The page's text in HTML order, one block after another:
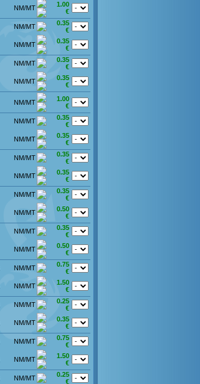
NM/MT
1.00
€
NM/MT
0.35
€
NM/MT
0.35
€
NM/MT
0.35
€
NM/MT
0.35
€
NM/MT
1.00
€
NM/MT
0.35
€
NM/MT
0.35
€
NM/MT
0.35
€
NM/MT
0.35
€
NM/MT
0.35
€
NM/MT
0.50
€
NM/MT
0.35
€
NM/MT
0.50
€
NM/MT
0.75
€
NM/MT
1.50
€
NM/MT
0.25
€
NM/MT
0.35
€
NM/MT
0.75
€
NM/MT
1.50
€
NM/MT
0.25
€